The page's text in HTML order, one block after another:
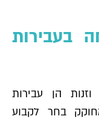
בעבירות
הן עבירות
בחר לקבוע